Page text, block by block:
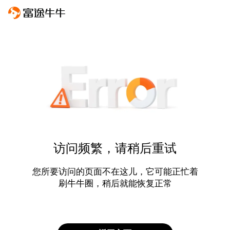
访问频繁，请稍后重试
您所要访问的页面不在这儿，它可能正忙着
刷牛牛圈，稍后就能恢复正常